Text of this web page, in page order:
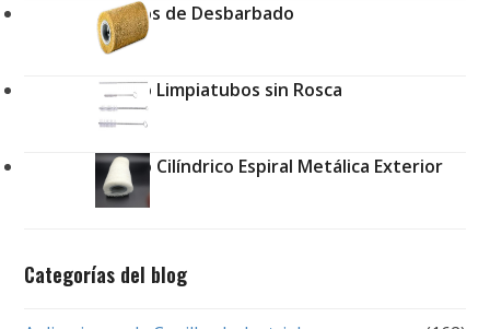
Cepillos de Desbarbado
Cepillo Limpiatubos sin Rosca
Cepillo Cilíndrico Espiral Metálica Exterior
Categorías del blog